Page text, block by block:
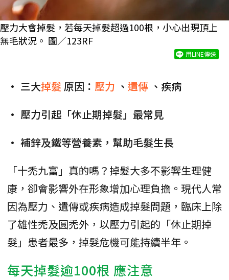
壓力大會掉髮，若每天掉髮超過100根，小心出現頂上
無毛狀況。 圖／123RF
用LINE傳送
• 三大掉髮 原因： 壓力 、 遺傳 、疾病
• 壓力引起「休止期掉髮」最常見
• 補鋅及鐵等營養素，幫助毛髮生長
「十禿九富」真的嗎？掉髮大多不影響生理健
康，卻會影響外在形象增加心理負擔。現代人常
因為壓力、遺傳或疾病造成掉髮問題，臨床上除
了雄性禿及圓禿外，以壓力引起的「休止期掉
髮」患者最多，掉髮危機可能持續半年。
每天掉髮逾100根 應注意